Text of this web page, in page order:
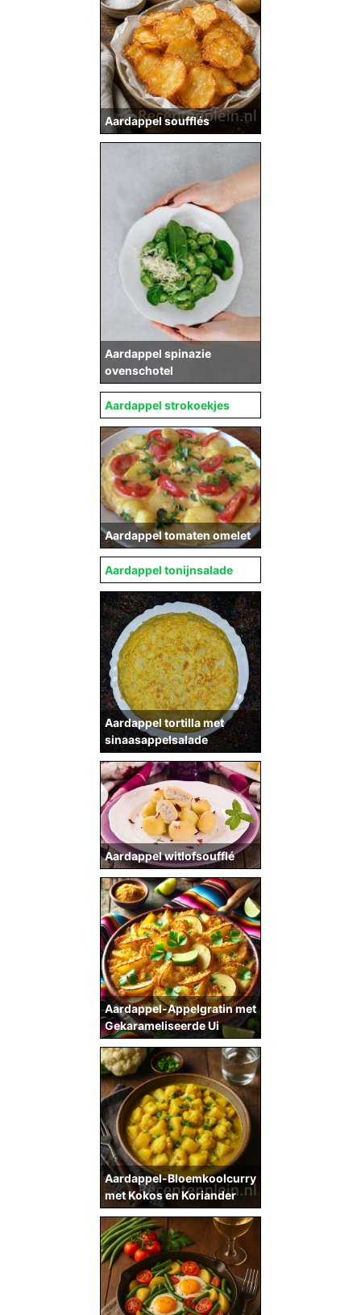
Aardappel soufflés
Aardappel spinazie
ovenschotel
Aardappel strokoekjes
Aardappel tomaten omelet
Aardappel tonijnsalade
Aardappel tortilla met
sinaasappelsalade
Aardappel witlofsoufflé
Aardappel-Appelgratin met
Gekarameliseerde Ui
Aardappel-Bloemkoolcurry
met Kokos en Koriander